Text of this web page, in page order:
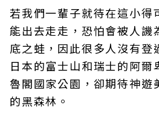
若我們一輩子就待在這小得
能出去走走，恐怕會被人譏
底之蛙，因此很多人沒有登
日本的富士山和瑞士的阿爾
魯閣國家公園，卻期待神遊
的黑森林。